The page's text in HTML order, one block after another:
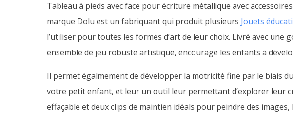
Tableau à pieds avec face pour écriture métallique avec
marque Dolu est un fabriquant qui produit plusieurs Jouets
l’utiliser pour toutes les formes d’art de leur choix. Livré avec une
ensemble de jeu robuste artistique, encourage les enfants à
Il permet égalmement de développer la motricité fine par le biais
votre petit enfant, et leur un outil leur permettant d’explorer leur
effaçable et deux clips de maintien idéals pour peindre des